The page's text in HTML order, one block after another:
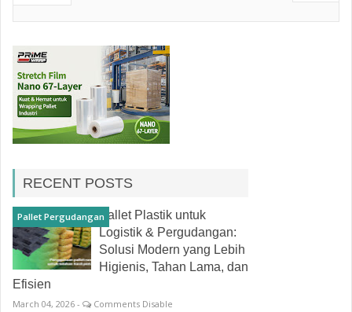
RECENT POSTS
Pallet PergudanganPallet Plastik untuk
Logistik & Pergudangan:
Solusi Modern yang Lebih
Higienis, Tahan Lama, dan
Efisien
March 04, 2026 - Comments Disable